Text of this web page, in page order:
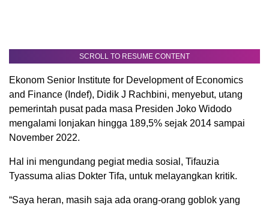
SCROLL TO RESUME CONTENT
Ekonom Senior Institute for Development of Economics
and Finance (Indef), Didik J Rachbini, menyebut, utang
pemerintah pusat pada masa Presiden Joko Widodo
mengalami lonjakan hingga 189,5% sejak 2014 sampai
November 2022.
Hal ini mengundang pegiat media sosial, Tifauzia
Tyassuma alias Dokter Tifa, untuk melayangkan kritik.
“Saya heran, masih saja ada orang-orang goblok yang